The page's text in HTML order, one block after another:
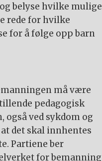
belyse hvilke mulige
rede for hvilke
for å følge opp barn
må være
pedagogisk
ved sykdom og
det skal innhentes
Partiene ber
for bemanning